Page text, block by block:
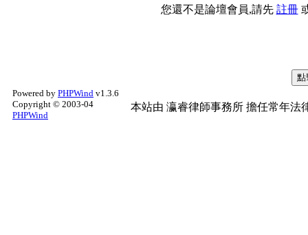
您還不是論壇會員,請先 註冊
Powered by PHPWind v1.3.6
Copyright © 2003-04
PHPWind
本站由 瀛睿律師事務所 擔任常年法